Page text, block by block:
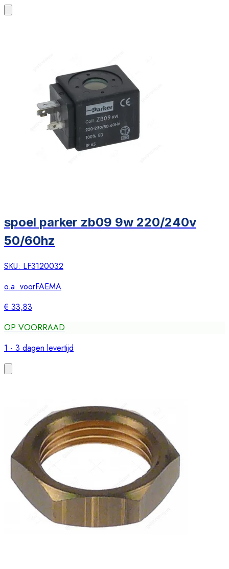
spoel parker zb09 9w 220/240v
50/60hz
SKU: LF3120032
o.a. voorFAEMA
€ 33,83
OP VOORRAAD
1 - 3 dagen levertijd